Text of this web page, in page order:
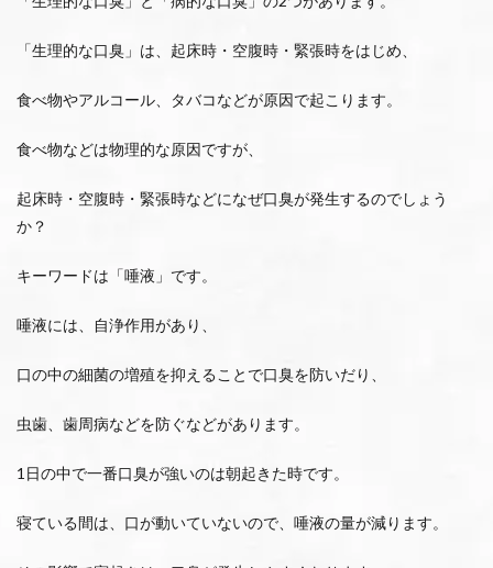
「生理的な口臭」は、起床時・空腹時・緊張時をはじめ、
食べ物やアルコール、タバコなどが原因で起こります。
食べ物などは物理的な原因ですが、
起床時・空腹時・緊張時などになぜ口臭が発生するのでしょう
か？
キーワードは「唾液」です。
唾液には、自浄作用があり、
口の中の細菌の増殖を抑えることで口臭を防いだり、
虫歯、歯周病などを防ぐなどがあります。
1日の中で一番口臭が強いのは朝起きた時です。
寝ている間は、口が動いていないので、唾液の量が減ります。